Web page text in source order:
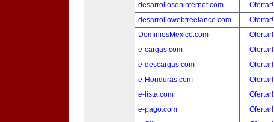
desarrolloseninternet.com
Ofertar!
desarrollowebfreelance.com
Ofertar!
DominiosMexico.com
Ofertar!
e-cargas.com
Ofertar!
e-descargas.com
Ofertar!
e-Honduras.com
Ofertar!
e-lista.com
Ofertar!
e-pago.com
Ofertar!